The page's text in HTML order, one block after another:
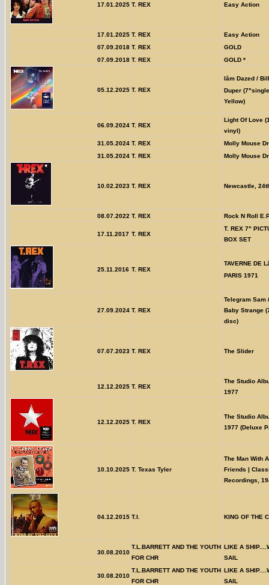
17.01.2025 T. REX Easy Action
17.01.2025 T. REX
Easy Action
07.09.2018 T. REX
GOLD
07.09.2018 T. REX GOLD *
05.12.2025 T. REX
Iâm Dazed /
Duper
Yellow)
06.09.2024 T. REX
Light Of Love
vinyl)
31.05.2024 T. REX
Molly Mouse
31.05.2024 T. REX Molly Mouse
10.02.2023 T. REX Newcastle,
08.07.2022 T. REX Rock N Roll
17.11.2017 T. REX
T. REX 7"
BOX SET
25.11.2016 T. REX
TAVERNE DE
PARIS 1971
27.09.2024 T. REX
Telegram Sam
Baby Strange
disc)
07.07.2023 T. REX The Slider
12.12.2025 T. REX
The Studio
1977
12.12.2025 T. REX
The Studio
1977 (Deluxe
10.10.2025 T. Texas Tyler
The Man With
Friends |
Recordings,
04.12.2015 T.I. KING OF THE
30.08.2010
T.L.BARRETT AND THE YOUTH
FOR CHR
LIKE A
SAIL
30.08.2010
T.L.BARRETT AND THE YOUTH
FOR CHR
LIKE A
SAIL